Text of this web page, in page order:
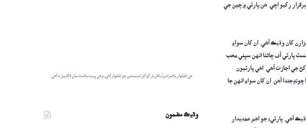
رکيو اچي. هن پارٽي ۾ چين جي
کان وڌيڪ آهي. ان کان سواءِ
پارٽي آف چائنا انهن سڀني محب
جي اجازت آهي. اهي پارٽيون
آهن. ان کان سواءِ انهن جا
ان وقت پارٽي جي ميمبرن جو تعداد 58 هو ۽ هاڻ ان جي ميمبرن جو تعداد 90 ملين کان به وڌيڪ آهي. پارٽيءَ جو اهم عھديدار
هي اشتهار پاڻمرادو ڏيکاريل گوگل ايڊسينس جو اشتهار آهي، ۽ هي ويب سائيٽ سان لاڳاپيل نه آهي.
وڌيڪ مضمون